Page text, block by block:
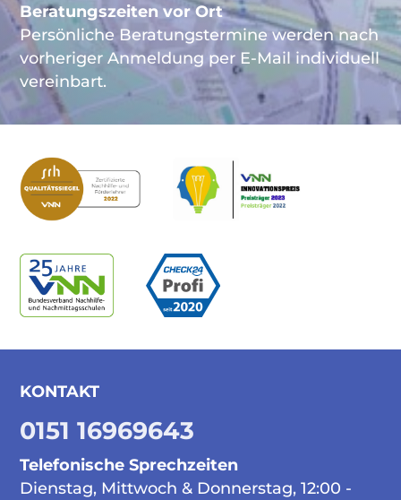
Beratungszeiten vor Ort
Persönliche Beratungstermine werden nach
vorheriger Anmeldung per E-Mail individuell
vereinbart.
KONTAKT
0151 16969643
Telefonische Sprechzeiten
Dienstag, Mittwoch & Donnerstag, 12:00 -